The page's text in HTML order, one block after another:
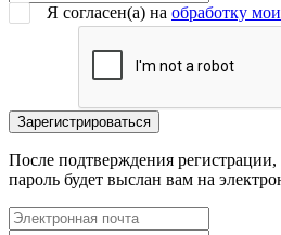
Я согласен(a) на обработку
После подтверждения регистрации,
пароль будет выслан вам на